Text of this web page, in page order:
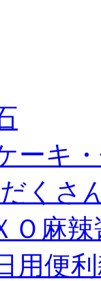
ーキ
くさ
Ｏ麻辣
用便